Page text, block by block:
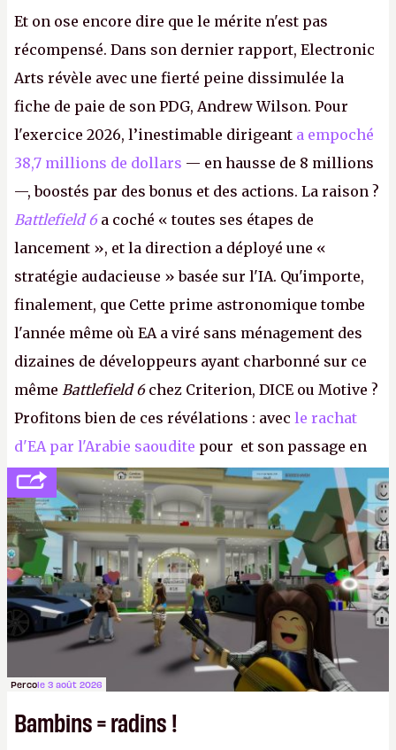
Et on ose encore dire que le mérite n'est pas
récompensé. Dans son dernier rapport, Electronic
Arts révèle avec une fierté peine dissimulée la
fiche de paie de son PDG, Andrew Wilson. Pour
l'exercice 2026, l’inestimable dirigeant a empoché
38,7 millions de dollars — en hausse de 8 millions
—, boostés par des bonus et des actions. La raison ?
Battlefield 6 a coché « toutes ses étapes de
lancement », et la direction a déployé une «
stratégie audacieuse » basée sur l'IA. Qu'importe,
finalement, que Cette prime astronomique tombe
l'année même où EA a viré sans ménagement des
dizaines de développeurs ayant charbonné sur ce
même Battlefield 6chez Criterion, DICE ou Motive ?
Profitons bien de ces révélations : avec le rachat
d'EA par l'Arabie saoudite pour et son passage en
société privée, l'éditeur n'aura bientôt plus
l'obligation de publier ses bilans. Encore une
victoire pour la transparence.P.
Percole 3 août 2026
Bambins = radins !